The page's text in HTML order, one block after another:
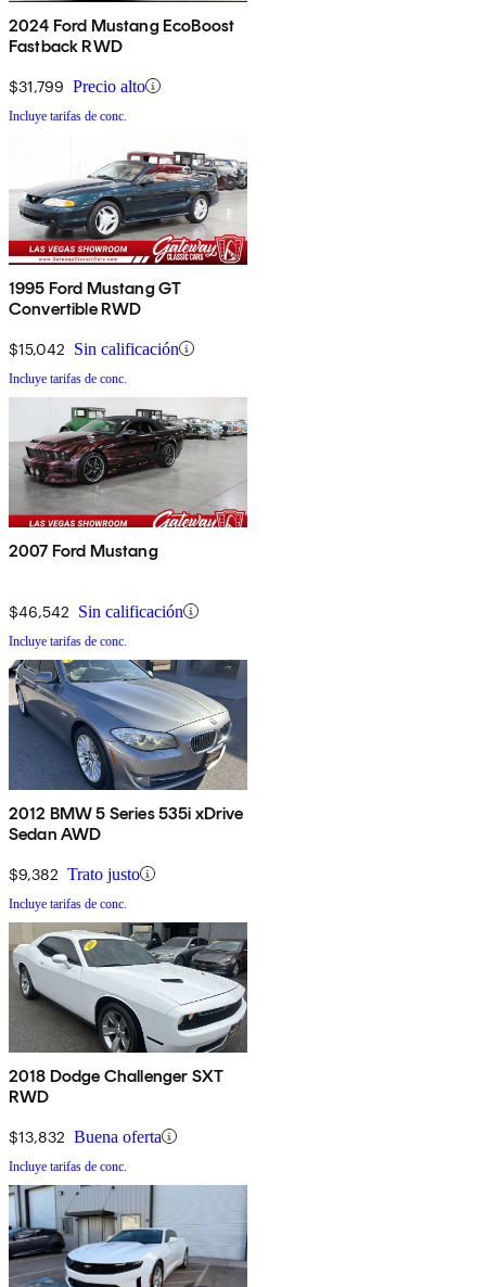
2024 Ford Mustang EcoBoost
Fastback RWD
$31,799 Precio alto
Incluye tarifas de conc.
1995 Ford Mustang GT
Convertible RWD
$15,042 Sin calificación
Incluye tarifas de conc.
2007 Ford Mustang
$46,542 Sin calificación
Incluye tarifas de conc.
2012 BMW 5 Series 535i xDrive
Sedan AWD
$9,382 Trato justo
Incluye tarifas de conc.
2018 Dodge Challenger SXT
RWD
$13,832 Buena oferta
Incluye tarifas de conc.